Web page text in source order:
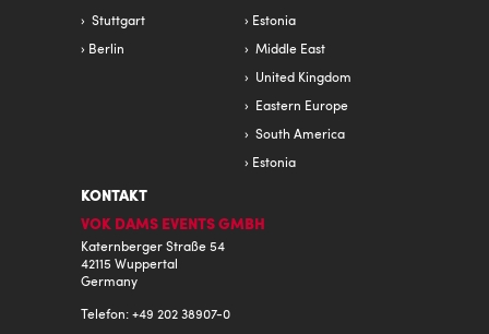
Stuttgart
Berlin
Estonia
Middle East
United Kingdom
Eastern Europe
South America
Estonia
KONTAKT
VOK DAMS EVENTS GMBH
Katernberger Straße 54
42115 Wuppertal
Germany
Telefon: +49 202 38907-0